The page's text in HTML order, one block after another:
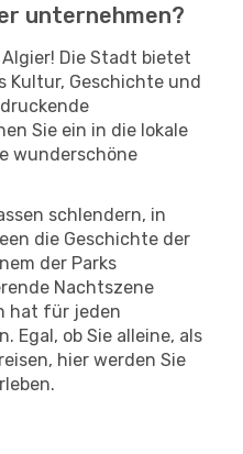
unternehmen?
Die Stadt bietet
Kultur, Geschichte und
Sie ein in die lokale
wunderschöne
schlendern, in
die Geschichte der
der Parks
Nachtszene
hat für jeden
Egal, ob Sie alleine, als
hier werden Sie